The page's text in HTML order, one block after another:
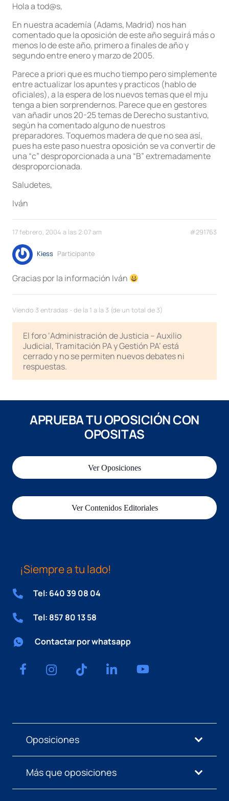
Hola a tod@s,
En nuestra academía (Adams, Madrid) nos han
comentado que la oposición de este año seguirá más o
menos lo de este año, primero a finales de año y
segundo entre enero y marzo de 2005.
Parece a priori que es mucho tiempo pero simplemente
entre actualizar los apuntes y practicos (hablo de
oficiales), a la espera de los nuevos temas que el mju
tenga a bien sorprendernos. Parece que en gestores
van añadir unos 20-25 temas de Derecho sustantivo,
según ha comentado alguno de nuestros
preparadores. Toquemos madera de que no sea así,
pues ha este paso nuestra oposición se va convertir de
una “c” desproporcionada a una “B” extremadamente
desproporcionada.
Saludetes,
Iván
17 febrero, 2004 a las 2:07 am #291763
Kiess Participante
Gracias por la información Iván
Viendo 3 entradas - de la 1 a la 3 (de un total de 3)
El foro ‘Administración de Justicia – Auxilio
Judicial, Tramitación PA y Gestión PA’ está
cerrado y no se permiten nuevos debates ni
respuestas.
APRUEBA TU OPOSICIÓN CON
OPOSITAS
Ver Oposiciones
Ver Contenidos Editoriales
¡Siempre a tu lado!
Tel: 640 39 08 04
Tel: 857 80 13 58
Contactar por whatsapp
Oposiciones
Más que oposiciones